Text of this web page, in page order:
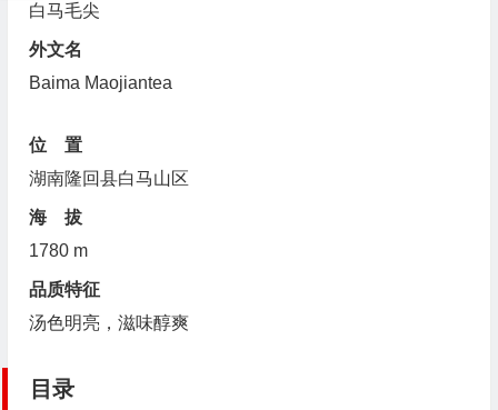
白马毛尖
外文名
Baima Maojiantea
位 置
湖南隆回县白马山区
海 拔
1780 m
品质特征
汤色明亮，滋味醇爽
目录